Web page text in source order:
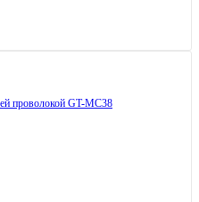
проволокой GT-MC38